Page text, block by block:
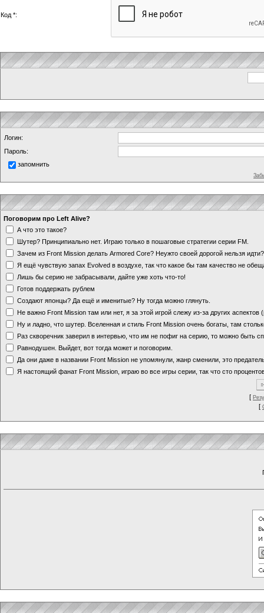
Код *:
Логин:
Пароль:
запомнить
Поговорим про Left Alive?
А что это такое?
Шутер? Принципиально нет. Играю только в пошаговые стратегии серии FM.
Зачем из Front Mission делать Armored Core? Неужто своей дорогой нельзя
Я ещё чувствую запах Evolved в воздухе, так что какое бы там качество не
Лишь бы серию не забрасывали, дайте уже хоть что-то!
Готов поддержать рублем
Создают японцы? Да ещё и именитые? Ну тогда можно глянуть.
Не важно Front Mission там или нет, я за этой игрой слежу из-за других аспектов
Ну и ладно, что шутер. Вселенная и стиль Front Mission очень богаты, там
Раз скворечник заверил в интервью, что им не пофиг на серию, то можно быть
Равнодушен. Выйдет, вот тогда может и поговорим.
Да они даже в названии Front Mission не упомянули, жанр сменили, это
Я настоящий фанат Front Mission, играю во все игры серии, так что сто
[
[